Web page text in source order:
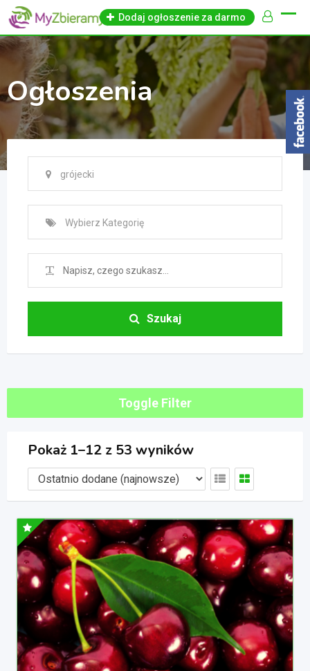
Skip
content
Dodaj ogłoszenie za darmo
Ogłoszenia
grójecki
Wybierz Kategorię
Szukaj
Toggle Filter
Pokaż 1–12 z 53 wyników